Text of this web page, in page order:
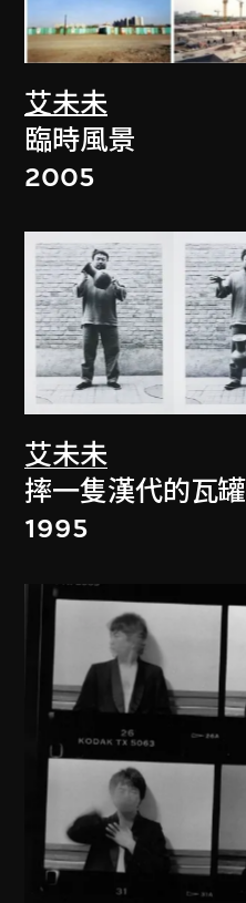
艾未未
臨時風景
2005
艾未未
摔一隻漢代的瓦罐
1995